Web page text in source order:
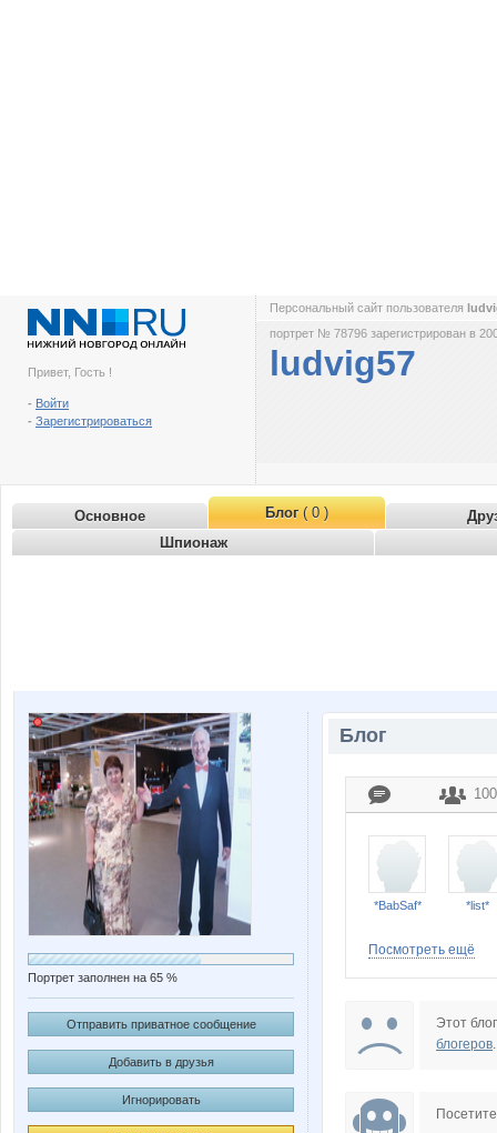
Привет, Гость !
- Войти
- Зарегистрироваться
Персональный сайт пользователя
портрет № 78796 зарегистрирован в
ludvig57
Основное Блог( 0 )
Шпионаж
Портрет заполнен на 65 %
Отправить приватное сообщение
Добавить в друзья
Игнорировать
Блог
100
*BabSaf* *list*
Посмотреть ещё
Этот
блогеров.